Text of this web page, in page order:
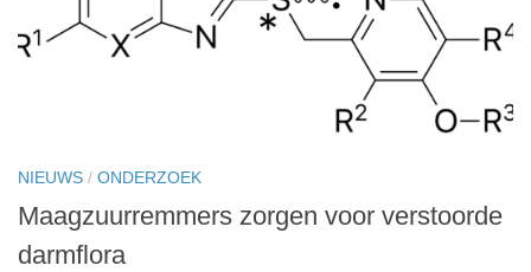
NIEUWS / ONDERZOEK
Maagzuurremmers zorgen voor verstoorde
darmflora